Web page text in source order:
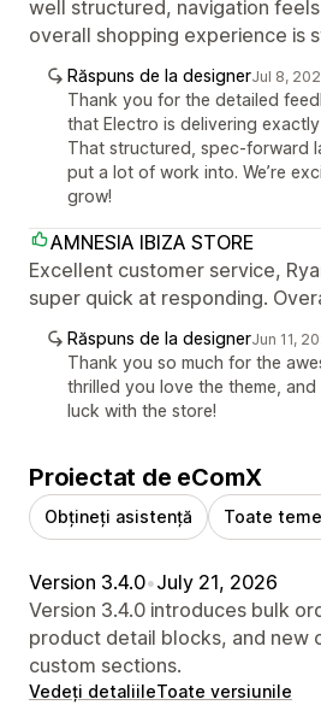
well structured, navigation
overall shopping experience is
Răspuns de la designerJul 8,
Thank you for the detailed
that Electro is delivering
That structured, spec-forward
put a lot of work into. We’re
grow!
AMNESIA IBIZA STORE
Excellent customer service,
super quick at responding.
Răspuns de la designerJun 11,
Thank you so much for the
thrilled you love the theme,
luck with the store!
Proiectat de eComX
Obțineți asistență Toate
Version 3.4.0•July 21, 2026
Version 3.4.0 introduces bulk
product detail blocks, and new
custom sections.
Vedeți detaliileToate versiunile